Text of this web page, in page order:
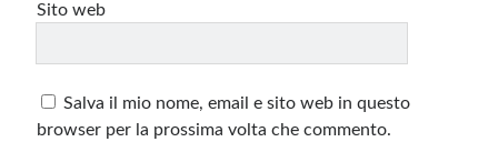
Sito web
Salva il mio nome, email e sito web in questo
browser per la prossima volta che commento.